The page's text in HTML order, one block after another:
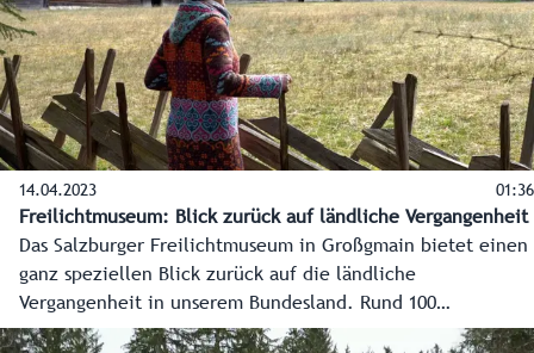
14.04.2023 01:36
Freilichtmuseum: Blick zurück auf ländliche Vergangenheit
Das Salzburger Freilichtmuseum in Großgmain bietet einen
ganz speziellen Blick zurück auf die ländliche
Vergangenheit in unserem Bundesland. Rund 100
wiedererrichtete Originalbauten aus den Bezirken zeugen